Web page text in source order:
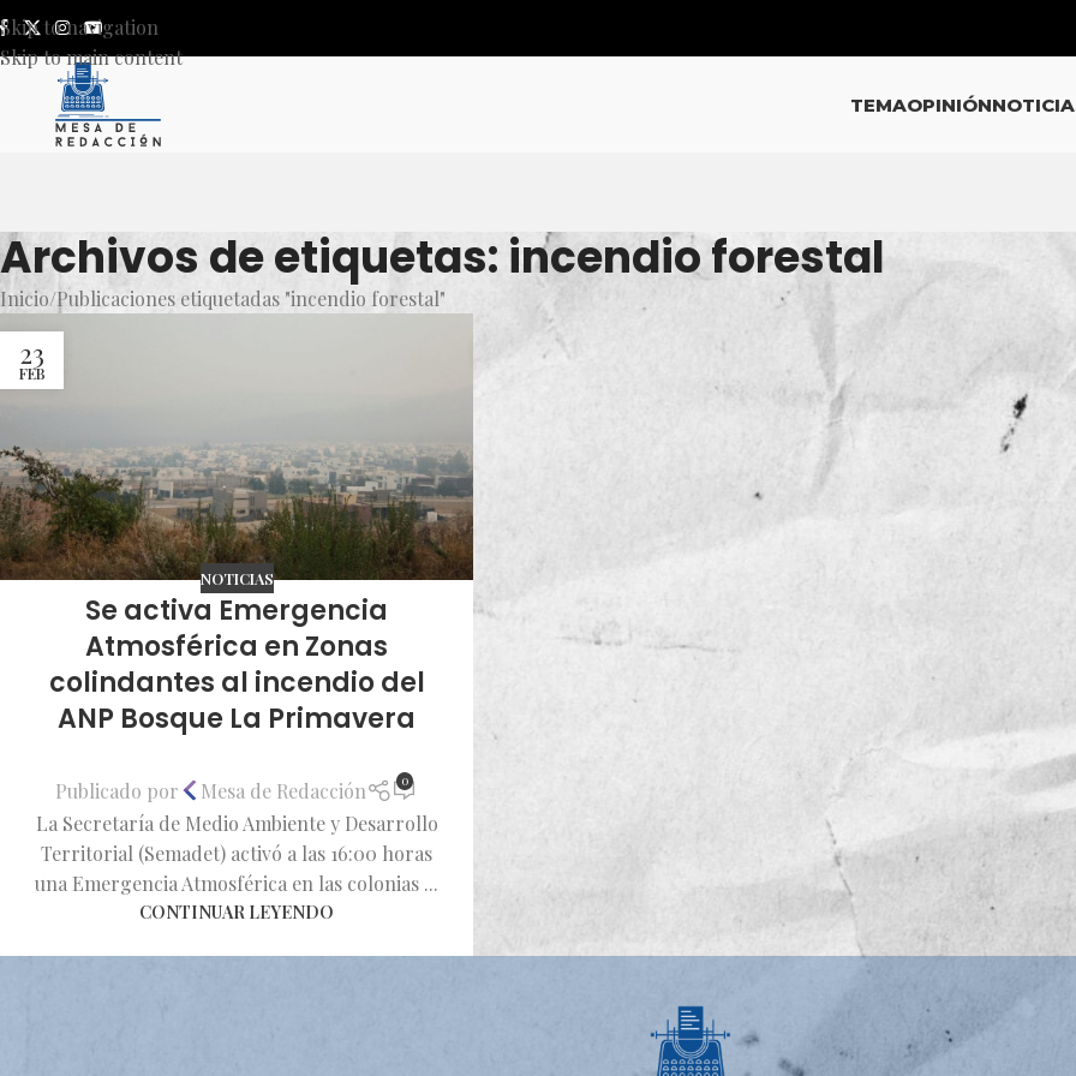
Skip to navigation
Skip to main content
TEMAOPINIÓN
Archivos de etiquetas: incendio forestal
Inicio Publicaciones etiquetadas "incendio forestal"
23
FEB
NOTICIAS
Se activa Emergencia
Atmosférica en Zonas
colindantes al incendio del
ANP Bosque La Primavera
Publicado por Mesa de Redacción 0
La Secretaría de Medio Ambiente y Desarrollo
Territorial (Semadet) activó a las 16:00 horas
una Emergencia Atmosférica en las colonias ...
CONTINUAR LEYENDO